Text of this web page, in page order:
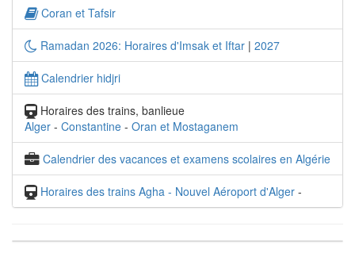
Coran et Tafsir
Ramadan 2026: Horaires d'Imsak et Iftar | 2027
Calendrier hidjri
Horaires des trains, banlieue
Alger - Constantine - Oran et Mostaganem
Calendrier des vacances et examens scolaires en Algérie
Horaires des trains Agha - Nouvel Aéroport d'Alger -